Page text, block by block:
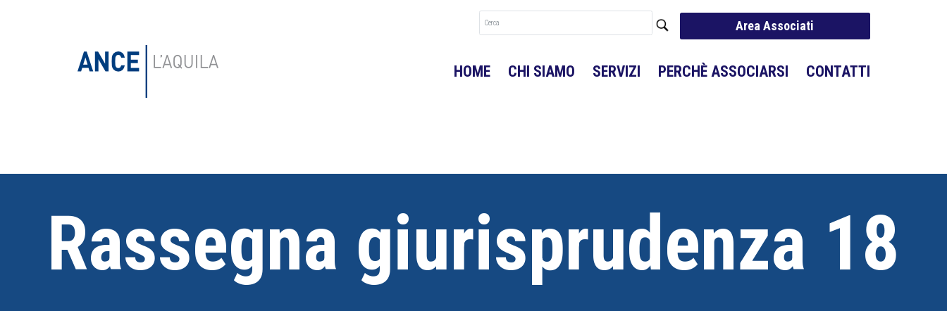
Area Associati
HOME CHI SIAMO SERVIZI PERCHÈ ASSOCIARSI CONTATTI
Rassegna giurisprudenza 18